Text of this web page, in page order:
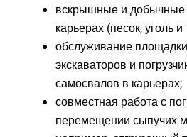
вскрышные и добычные
карьерах (песок, уголь и
обслуживание
экскаваторов и
самосвалов в карьерах;
совместная работа с
перемещении сыпучих
Закрыть окно
Закрыть окно